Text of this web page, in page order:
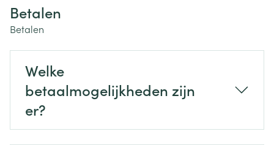
Betalen
Betalen
Welke
betaalmogelijkheden zijn
er?